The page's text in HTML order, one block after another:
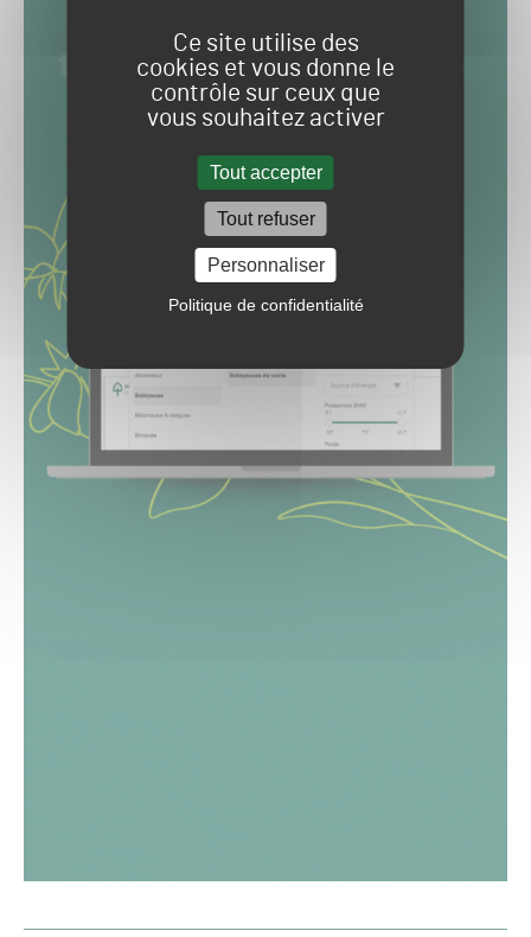
Ce site utilise des
cookies et vous donne le
contrôle sur ceux que
vous souhaitez activer
Tout accepter
Tout refuser
Personnaliser
Politique de confidentialité